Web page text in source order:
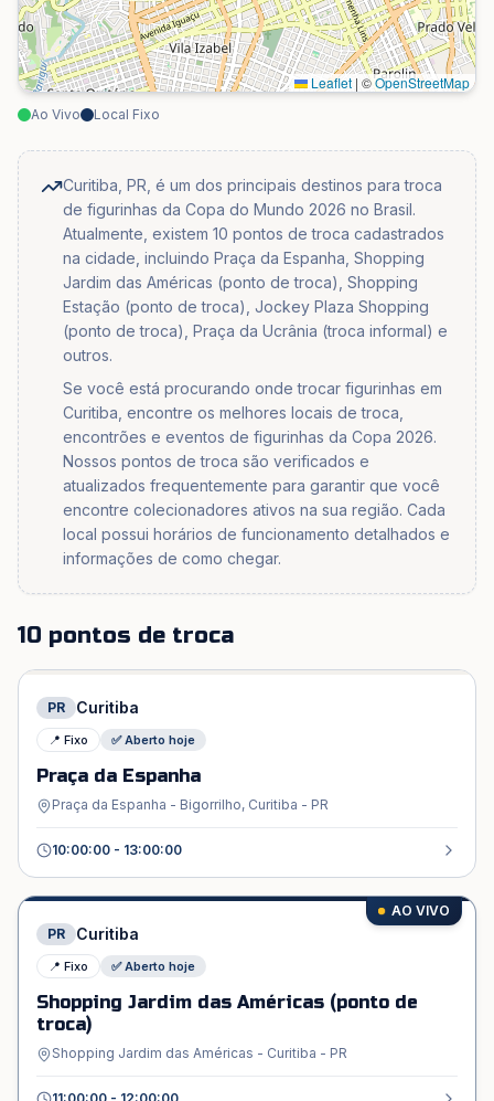
Leaflet | ©OpenStreetMap
Ao Vivo Local Fixo
Curitiba, PR, é um dos principais destinos para troca
de figurinhas da Copa do Mundo 2026 no Brasil.
Atualmente, existem 10 pontos de troca cadastrados
na cidade, incluindo Praça da Espanha, Shopping
Jardim das Américas (ponto de troca), Shopping
Estação (ponto de troca), Jockey Plaza Shopping
(ponto de troca), Praça da Ucrânia (troca informal) e
outros.
Se você está procurando onde trocar figurinhas em
Curitiba, encontre os melhores locais de troca,
encontrões e eventos de figurinhas da Copa 2026.
Nossos pontos de troca são verificados e
atualizados frequentemente para garantir que você
encontre colecionadores ativos na sua região. Cada
local possui horários de funcionamento detalhados e
informações de como chegar.
10 pontos de troca
PR Curitiba
📍 Fixo ✅ Aberto hoje
Praça da Espanha
Praça da Espanha - Bigorrilho, Curitiba - PR
10:00:00 - 13:00:00
AO VIVO
PR
Curitiba
📍 Fixo ✅ Aberto hoje
Shopping Jardim das Américas (ponto de
troca)
Shopping Jardim das Américas - Curitiba - PR